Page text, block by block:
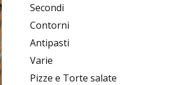
Secondi
Contorni
Antipasti
Varie
Pizze e Torte salate